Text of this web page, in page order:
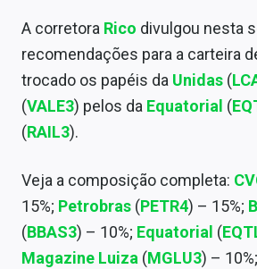
Especiais
Internacional
Marketing
Conteúdo de Marca
Sobre
A corretora Rico divulgou nesta
recomendações para a carteira
trocado os papéis da Unidas (
(VALE3) pelos da Equatorial (
(RAIL3).
Veja a composição completa:
15%; Petrobras (PETR4) – 15%;
(BBAS3) – 10%; Equatorial (
Magazine Luiza (MGLU3) – 10%;